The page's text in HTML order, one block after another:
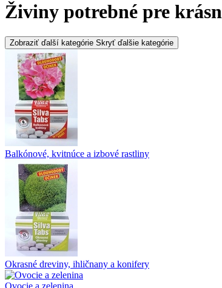
Živiny potrebné pre
Zobraziť ďalší kategórie Skryť ďalšie kategórie
Balkónové, kvitnúce a izbové rastliny
Okrasné dreviny, ihličnany a konifery
Ovocie a zelenina